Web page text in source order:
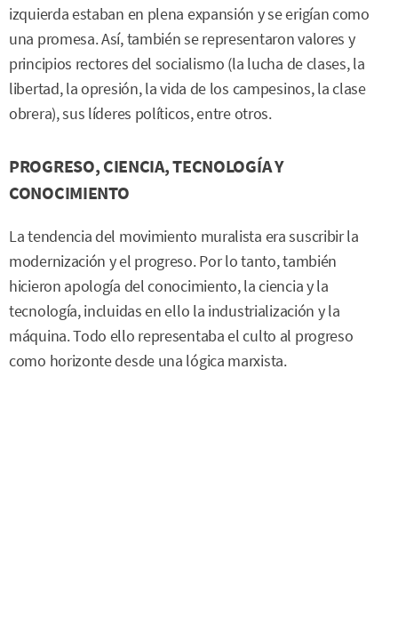
izquierda estaban en plena expansión y se erigían como
una promesa. Así, también se representaron valores y
principios rectores del socialismo (la lucha de clases, la
libertad, la opresión, la vida de los campesinos, la clase
obrera), sus líderes políticos, entre otros.
PROGRESO, CIENCIA, TECNOLOGÍA Y
CONOCIMIENTO
La tendencia del movimiento muralista era suscribir la
modernización y el progreso. Por lo tanto, también
hicieron apología del conocimiento, la ciencia y la
tecnología, incluidas en ello la industrialización y la
máquina. Todo ello representaba el culto al progreso
como horizonte desde una lógica marxista.